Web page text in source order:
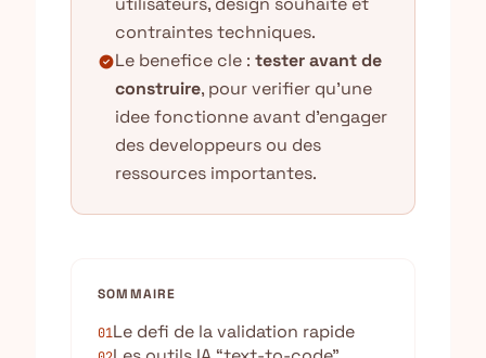
contraintes techniques.
check_circleLe benefice cle : tester avant de
construire, pour verifier qu'une
idee fonctionne avant d'engager
des developpeurs ou des
ressources importantes.
SOMMAIRE
01Le defi de la validation rapide